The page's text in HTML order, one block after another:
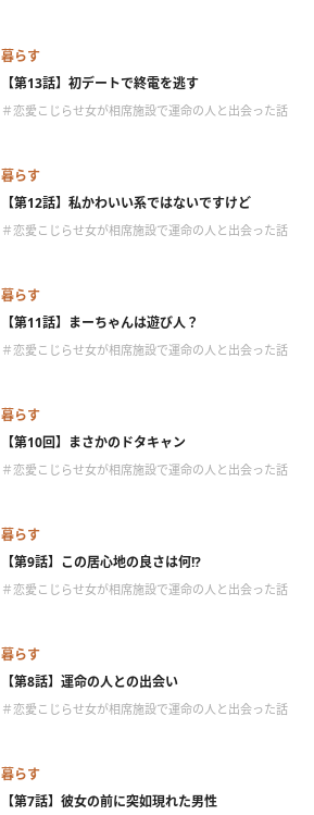
暮らす
【第13話】初デートで終電を逃す
＃恋愛こじらせ女が相席施設で運命の人と出会った話
暮らす
【第12話】私かわいい系ではないですけど
＃恋愛こじらせ女が相席施設で運命の人と出会った話
暮らす
【第11話】まーちゃんは遊び人？
＃恋愛こじらせ女が相席施設で運命の人と出会った話
暮らす
【第10回】まさかのドタキャン
＃恋愛こじらせ女が相席施設で運命の人と出会った話
暮らす
【第9話】この居心地の良さは何!?
＃恋愛こじらせ女が相席施設で運命の人と出会った話
暮らす
【第8話】運命の人との出会い
＃恋愛こじらせ女が相席施設で運命の人と出会った話
暮らす
【第7話】彼女の前に突如現れた男性